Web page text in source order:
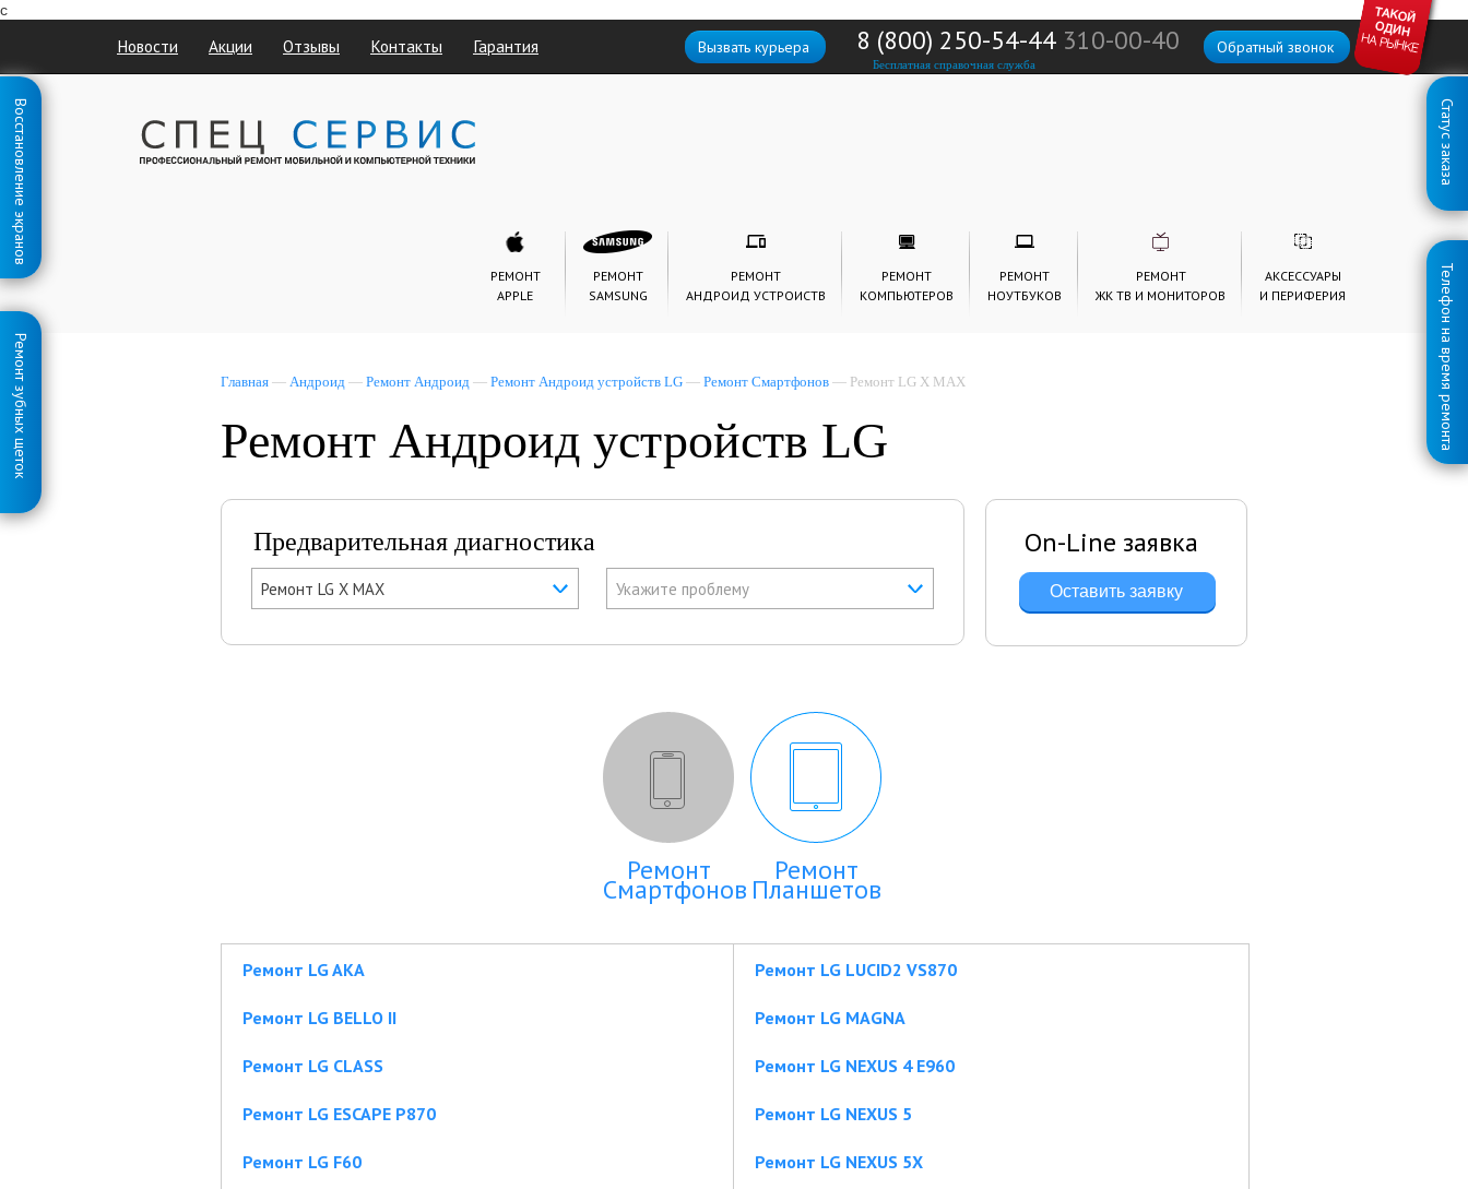
с
Статус заказа
Телефон на время ремонта
Восстановление экранов
Ремонт зубных щеток
Новости Акции Отзывы Контакты Гарантия Обратный звонок
8 (800) 250-54-44 310-00-40
Бесплатная справочная служба
Вызвать курьера
РЕМОНТ
APPLE
РЕМОНТ
SAMSUNG
РЕМОНТ
АНДРОИД УСТРОИСТВ
РЕМОНТ
КОМПЬЮТЕРОВ
РЕМОНТ
НОУТБУКОВ
РЕМОНТ
ЖК ТВ И МОНИТОРОВ
АКСЕССУАРЫ
И ПЕРИФЕРИЯ
Главная — Андроид — Ремонт Андроид — Ремонт Андроид устройств LG — Ремонт Смартфонов — Ремонт LG X MAX
Ремонт Андроид устройств LG
Предварительная диагностика
Ремонт LG X MAX Укажите проблему
On-Line заявка
Оставить заявку
Ремонт
Смартфонов
Ремонт
Планшетов
Ремонт LG AKA
Ремонт LG BELLO II
Ремонт LG CLASS
Ремонт LG ESCAPE P870
Ремонт LG F60
Ремонт LG LUCID2 VS870
Ремонт LG MAGNA
Ремонт LG NEXUS 4 E960
Ремонт LG NEXUS 5
Ремонт LG NEXUS 5X